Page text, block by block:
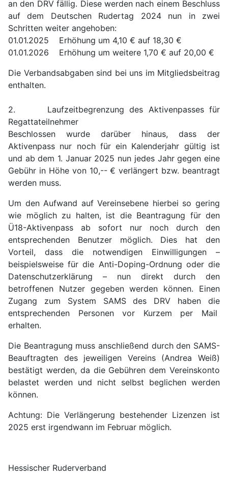
an den DRV fällig. Diese werden nach einem Beschluss
auf dem Deutschen Rudertag 2024 nun in zwei
Schritten weiter angehoben:
01.01.2025 Erhöhung um 4,10 € auf 18,30 €
01.01.2026 Erhöhung um weitere 1,70 € auf 20,00 €
Die Verbandsabgaben sind bei uns im Mitgliedsbeitrag
enthalten.
2. Laufzeitbegrenzung des Aktivenpasses für
Regattateilnehmer
Beschlossen wurde darüber hinaus, dass der
Aktivenpass nur noch für ein Kalenderjahr gültig ist
und ab dem 1. Januar 2025 nun jedes Jahr gegen eine
Gebühr in Höhe von 10,-- € verlängert bzw. beantragt
werden muss.
Um den Aufwand auf Vereinsebene hierbei so gering
wie möglich zu halten, ist die Beantragung für den
Ü18-Aktivenpass ab sofort nur noch durch den
entsprechenden Benutzer möglich. Dies hat den
Vorteil, dass die notwendigen Einwilligungen –
beispielsweise für die Anti-Doping-Ordnung oder die
Datenschutzerklärung – nun direkt durch den
betroffenen Nutzer gegeben werden können. Einen
Zugang zum System SAMS des DRV haben die
entsprechenden Personen vor Kurzem per Mail
erhalten.
Die Beantragung muss anschließend durch den SAMS-
Beauftragten des jeweiligen Vereins (Andrea Weiß)
bestätigt werden, da die Gebühren dem Vereinskonto
belastet werden und nicht selbst beglichen werden
können.
Achtung: Die Verlängerung bestehender Lizenzen ist
2025 erst irgendwann im Februar möglich.
Hessischer Ruderverband